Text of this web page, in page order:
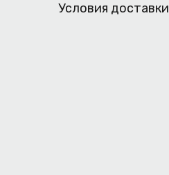
Условия доставки